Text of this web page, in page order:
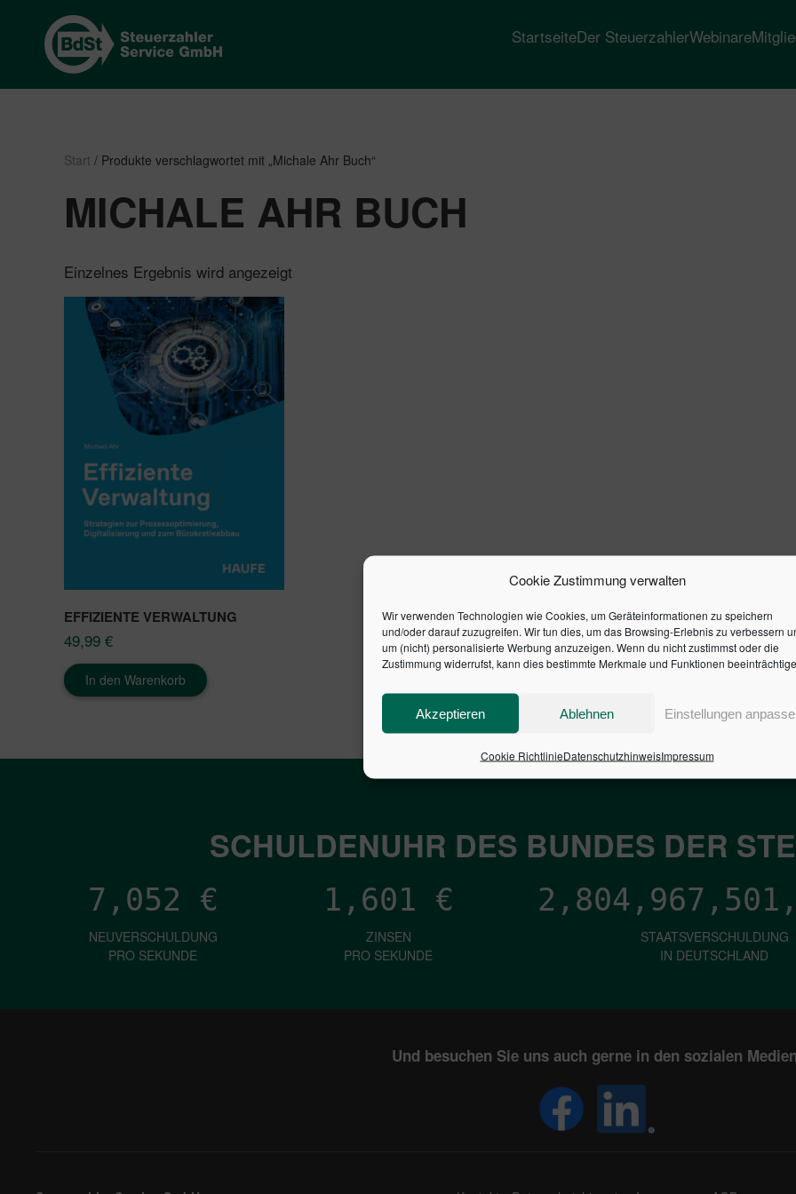
Cookie Zustimmung verwalten
Wir verwenden Technologien wie Cookies, um Geräteinformationen zu speichern
und/oder darauf zuzugreifen. Wir tun dies, um das Browsing-Erlebnis zu verbessern
um (nicht) personalisierte Werbung anzuzeigen. Wenn du nicht zustimmst oder die
Zustimmung widerrufst, kann dies bestimmte Merkmale und Funktionen
Akzeptieren Ablehnen Einstellungen
Cookie RichtlinieDatenschutzhinweisImpressum
StartseiteDer SteuerzahlerWebinare
Start / Produkte verschlagwortet mit „Michale Ahr Buch“
MICHALE AHR BUCH
Einzelnes Ergebnis wird angezeigt
EFFIZIENTE VERWALTUNG
49,99 €
In den Warenkorb
SCHULDENUHR DES BUNDES DER
7,052 €
NEUVERSCHULDUNG
PRO SEKUNDE
1,601 €
ZINSEN
PRO SEKUNDE
STAATSVERSCHULDUNG
IN DEUTSCHLAND
Und besuchen Sie uns auch gerne in den sozialen